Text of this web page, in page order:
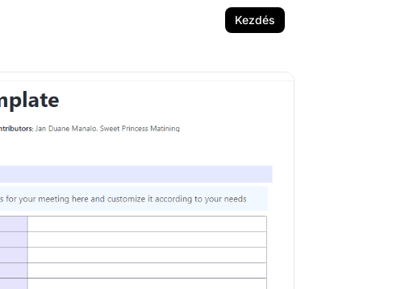
Kezdés